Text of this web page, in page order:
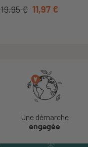
26,95 € 18,87 €
19,95 € 11,97 €
Une démarche
engagée